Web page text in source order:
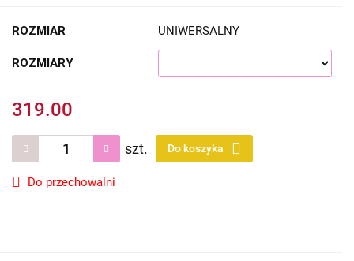
ROZMIAR UNIWERSALNY
ROZMIARY
319.00
szt. Do koszyka
Do przechowalni